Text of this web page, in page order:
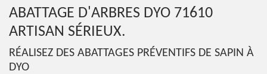
ABATTAGE D'ARBRES DYO 71610
ARTISAN SÉRIEUX.
RÉALISEZ DES ABATTAGES PRÉVENTIFS DE SAPIN À
DYO